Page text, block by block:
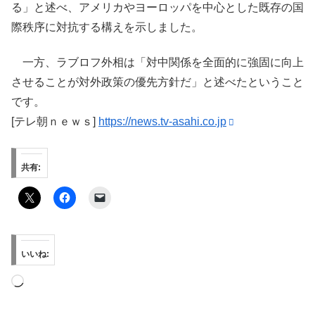
る」と述べ、アメリカやヨーロッパを中心とした既存の国
際秩序に対抗する構えを示しました。
一方、ラブロフ外相は「対中関係を全面的に強固に向上
させることが対外政策の優先方針だ」と述べたということ
です。
[テレ朝ｎｅｗｓ] https://news.tv-asahi.co.jp
共有:
いいね:
読